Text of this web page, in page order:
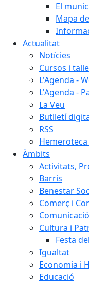
El
Mapa
Actualitat
Notícies
Cursos i
L'Agenda -
L'Agenda -
La Veu
Butlletí
RSS
Àmbits
Activitats,
Barris
Benestar
Comerç i
Cultura i
Festa
Igualtat
Economia i
Educació